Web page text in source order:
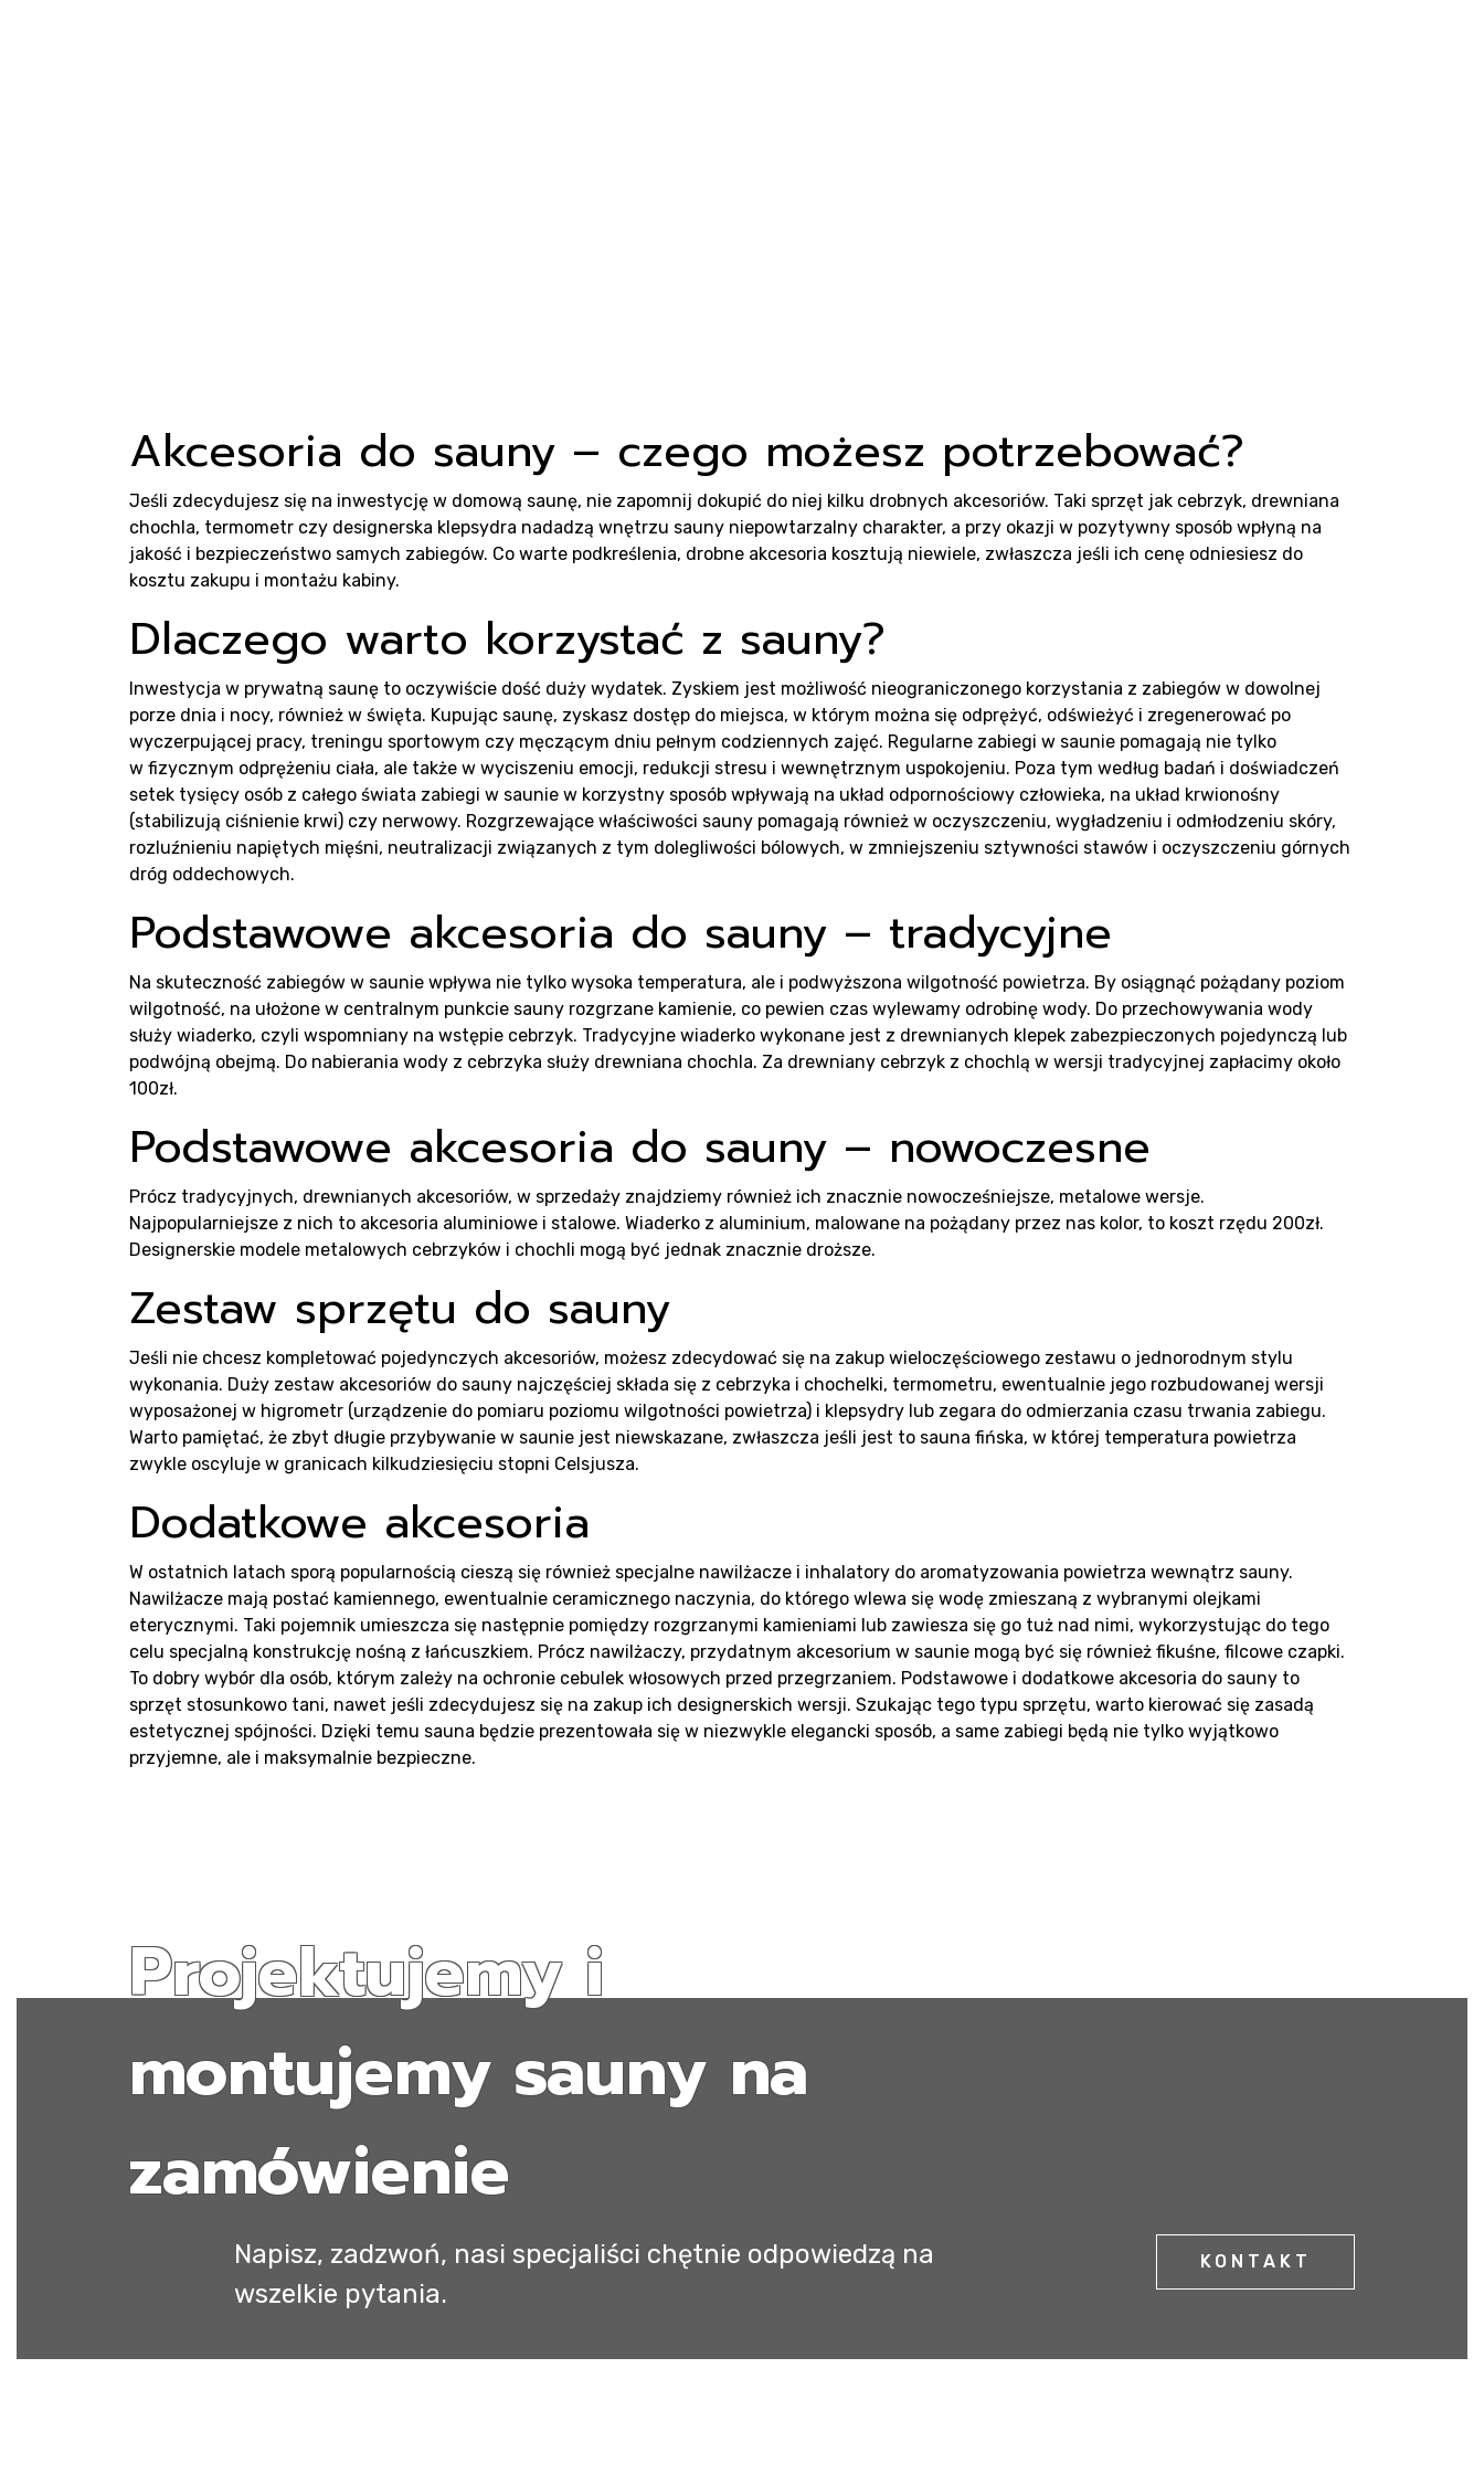
Realizacje
Blog
Kontakt
Akcesoria do sauny – czego możesz potrzebować?
Jeśli zdecydujesz się na inwestycję w domową saunę, nie zapomnij dokupić do niej kilku drobnych akcesoriów. Taki sprzęt jak cebrzyk, drewniana
chochla, termometr czy designerska klepsydra nadadzą wnętrzu sauny niepowtarzalny charakter, a przy okazji w pozytywny sposób wpłyną na
jakość i bezpieczeństwo samych zabiegów. Co warte podkreślenia, drobne akcesoria kosztują niewiele, zwłaszcza jeśli ich cenę odniesiesz do
kosztu zakupu i montażu kabiny.
Dlaczego warto korzystać z sauny?
Inwestycja w prywatną saunę to oczywiście dość duży wydatek. Zyskiem jest możliwość nieograniczonego korzystania z zabiegów w dowolnej
porze dnia i nocy, również w święta. Kupując saunę, zyskasz dostęp do miejsca, w którym można się odprężyć, odświeżyć i zregenerować po
wyczerpującej pracy, treningu sportowym czy męczącym dniu pełnym codziennych zajęć. Regularne zabiegi w saunie pomagają nie tylko
w fizycznym odprężeniu ciała, ale także w wyciszeniu emocji, redukcji stresu i wewnętrznym uspokojeniu. Poza tym według badań i doświadczeń
setek tysięcy osób z całego świata zabiegi w saunie w korzystny sposób wpływają na układ odpornościowy człowieka, na układ krwionośny
(stabilizują ciśnienie krwi) czy nerwowy. Rozgrzewające właściwości sauny pomagają również w oczyszczeniu, wygładzeniu i odmłodzeniu skóry,
rozluźnieniu napiętych mięśni, neutralizacji związanych z tym dolegliwości bólowych, w zmniejszeniu sztywności stawów i oczyszczeniu górnych
dróg oddechowych.
Podstawowe akcesoria do sauny – tradycyjne
Na skuteczność zabiegów w saunie wpływa nie tylko wysoka temperatura, ale i podwyższona wilgotność powietrza. By osiągnąć pożądany poziom
wilgotność, na ułożone w centralnym punkcie sauny rozgrzane kamienie, co pewien czas wylewamy odrobinę wody. Do przechowywania wody
służy wiaderko, czyli wspomniany na wstępie cebrzyk. Tradycyjne wiaderko wykonane jest z drewnianych klepek zabezpieczonych pojedynczą lub
podwójną obejmą. Do nabierania wody z cebrzyka służy drewniana chochla. Za drewniany cebrzyk z chochlą w wersji tradycyjnej zapłacimy około
100zł.
Podstawowe akcesoria do sauny – nowoczesne
Prócz tradycyjnych, drewnianych akcesoriów, w sprzedaży znajdziemy również ich znacznie nowocześniejsze, metalowe wersje.
Najpopularniejsze z nich to akcesoria aluminiowe i stalowe. Wiaderko z aluminium, malowane na pożądany przez nas kolor, to koszt rzędu 200zł.
Designerskie modele metalowych cebrzyków i chochli mogą być jednak znacznie droższe.
Zestaw sprzętu do sauny
Jeśli nie chcesz kompletować pojedynczych akcesoriów, możesz zdecydować się na zakup wieloczęściowego zestawu o jednorodnym stylu
wykonania. Duży zestaw akcesoriów do sauny najczęściej składa się z cebrzyka i chochelki, termometru, ewentualnie jego rozbudowanej wersji
wyposażonej w higrometr (urządzenie do pomiaru poziomu wilgotności powietrza) i klepsydry lub zegara do odmierzania czasu trwania zabiegu.
Warto pamiętać, że zbyt długie przybywanie w saunie jest niewskazane, zwłaszcza jeśli jest to sauna fińska, w której temperatura powietrza
zwykle oscyluje w granicach kilkudziesięciu stopni Celsjusza.
Dodatkowe akcesoria
W ostatnich latach sporą popularnością cieszą się również specjalne nawilżacze i inhalatory do aromatyzowania powietrza wewnątrz sauny.
Nawilżacze mają postać kamiennego, ewentualnie ceramicznego naczynia, do którego wlewa się wodę zmieszaną z wybranymi olejkami
eterycznymi. Taki pojemnik umieszcza się następnie pomiędzy rozgrzanymi kamieniami lub zawiesza się go tuż nad nimi, wykorzystując do tego
celu specjalną konstrukcję nośną z łańcuszkiem. Prócz nawilżaczy, przydatnym akcesorium w saunie mogą być się również fikuśne, filcowe czapki.
To dobry wybór dla osób, którym zależy na ochronie cebulek włosowych przed przegrzaniem. Podstawowe i dodatkowe akcesoria do sauny to
sprzęt stosunkowo tani, nawet jeśli zdecydujesz się na zakup ich designerskich wersji. Szukając tego typu sprzętu, warto kierować się zasadą
estetycznej spójności. Dzięki temu sauna będzie prezentowała się w niezwykle elegancki sposób, a same zabiegi będą nie tylko wyjątkowo
przyjemne, ale i maksymalnie bezpieczne.
Projektujemy i
montujemy sauny na
zamówienie
Napisz, zadzwoń, nasi specjaliści chętnie odpowiedzą na
wszelkie pytania.
KONTAKT